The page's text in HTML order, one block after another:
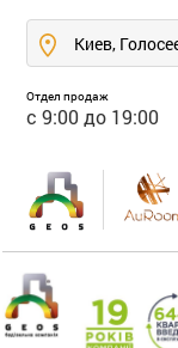
Киев,
Отдел продаж
с 9:00 до 19:00